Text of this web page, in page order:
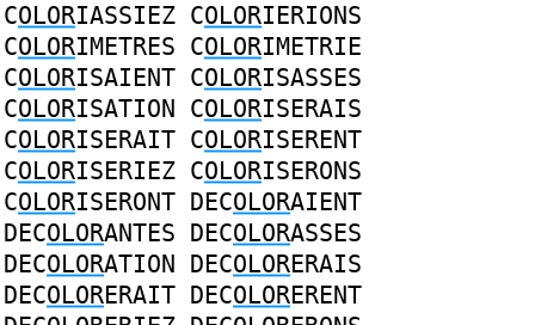
COLORIASSIEZ COLORIERIONS
COLORIMETRES COLORIMETRIE
COLORISAIENT COLORISASSES
COLORISATION COLORISERAIS
COLORISERAIT COLORISERENT
COLORISERIEZ COLORISERONS
COLORISERONT DECOLORAIENT
DECOLORANTES DECOLORASSES
DECOLORATION DECOLORERAIS
DECOLORERAIT DECOLORERENT